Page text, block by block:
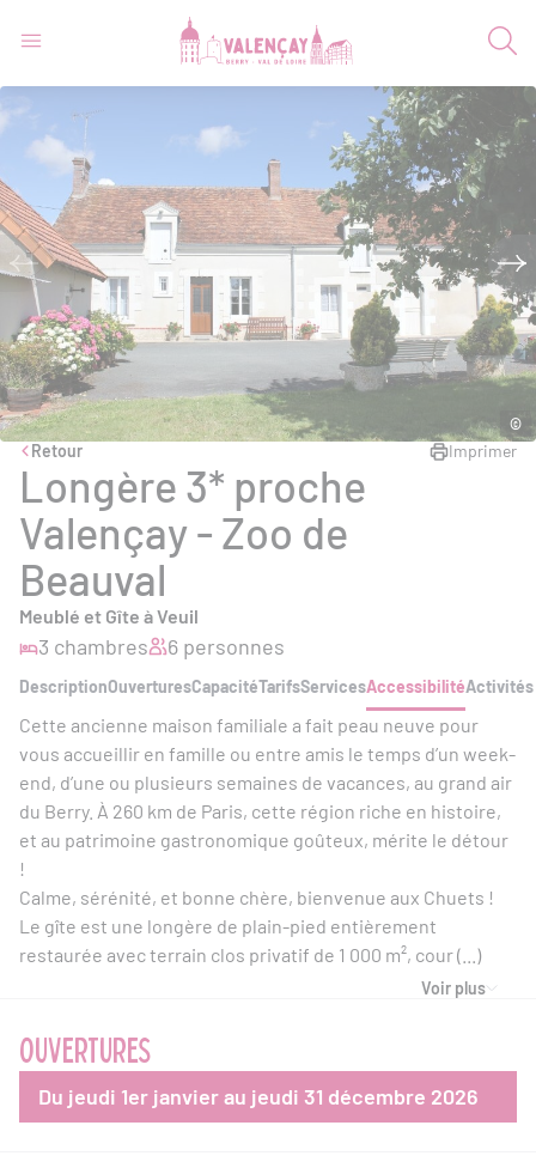
©
Retour Imprimer
Longère 3* proche
Valençay - Zoo de
Beauval
Meublé et Gîte à Veuil
3 chambres 6 personnes
DescriptionOuvertures Activités
CapacitéTarifsServicesAccessibilité
Cette ancienne maison familiale a fait peau neuve pour
vous accueillir en famille ou entre amis le temps d’un week-
end, d’une ou plusieurs semaines de vacances, au grand air
du Berry. À 260 km de Paris, cette région riche en histoire,
et au patrimoine gastronomique goûteux, mérite le détour
!
Calme, sérénité, et bonne chère, bienvenue aux Chuets !
Le gîte est une longère de plain-pied entièrement
restaurée avec terrain clos privatif de 1 000 m², cour (...)
Voir plus
OUVERTURES
Du jeudi 1er janvier au jeudi 31 décembre 2026